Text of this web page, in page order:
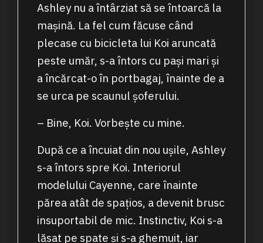
Ashley nu a întârziat să se întoarcă la
mașină. La fel cum făcuse când
plecase cu bicicleta lui Koi aruncată
peste umăr, s-a întors cu pași mari și
a încărcat-o în portbagaj, înainte de a
se urca pe scaunul șoferului.
– Bine, Koi. Vorbește cu mine.
După ce a încuiat din nou ușile, Ashley
s-a întors spre Koi. Interiorul
modelului Cayenne, care înainte
părea atât de spațios, a devenit brusc
insuportabil de mic. Instinctiv, Koi s-a
lăsat pe spate și s-a ghemuit, iar